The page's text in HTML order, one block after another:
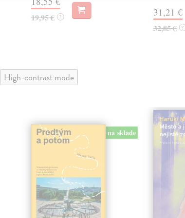
19,95 € ? 31,21 €
32,85 € ?
High-contrast mode
na sklade